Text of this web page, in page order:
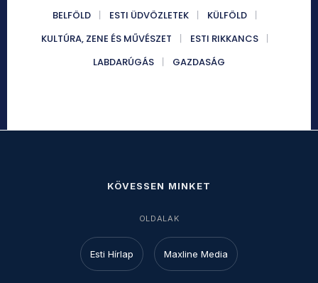
BELFÖLD ESTI ÜDVÖZLETEK
KÜLFÖLD
KULTÚRA, ZENE ÉS MŰVÉSZET
ESTI RIKKANCS
LABDARÚGÁS
GAZDASÁG
KÖVESSEN MINKET
OLDALAK
Esti Hírlap Maxline Media